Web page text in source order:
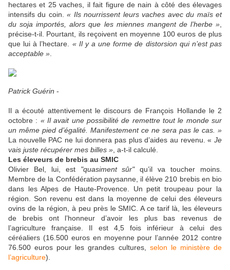
hectares et 25 vaches, il fait figure de nain à côté des élevages
intensifs du coin.« Ils nourrissent leurs vaches avec du maïs et
du soja importés, alors que les miennes mangent de l’herbe »
précise-t-il. Pourtant, ils reçoivent en moyenne 100 euros de plus
que lui à l’hectare. « Il y a une forme de distorsion qui n’est pas
acceptable »
Patrick Guérin -
Il a écouté attentivement le discours de François Hollande le 2
octobre : « Il avait une possibilité de remettre tout le monde sur
un même pied d’égalité. Manifestement ce ne sera pas le cas. »
La nouvelle PAC ne lui donnera pas plus d’aides au revenu. « Je
vais juste récupérer mes billes » , a-t-il calculé.
Les éleveurs de brebis au SMIC
Olivier Bel, lui, est "quasiment sûr"qu’il va toucher moins.
Membre de la Confédération paysanne, il élève 210 brebis en bio
dans les Alpes de Haute-Provence. Un petit troupeau pour la
région. Son revenu est dans la moyenne de celui des éleveurs
ovins de la région, à peu près le SMIC. A ce tarif là, les éleveurs
de brebis ont l’honneur d’avoir les plus bas revenus de
l’agriculture française. Il est 4,5 fois inférieur à celui des
céréaliers (16.500 euros en moyenne pour l’année 2012 contre
76.500 euros pour les grandes cultures, selon le ministère de
l’agriculture).